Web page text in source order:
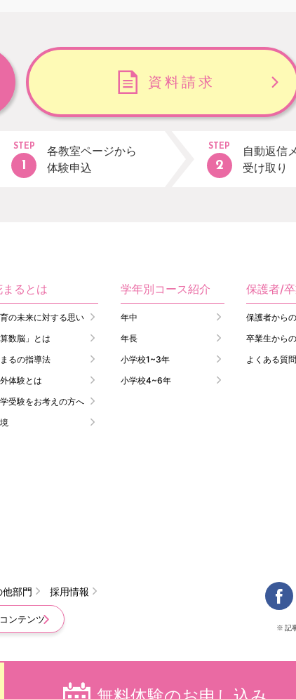
資料請求
STEP
各教室ページから
体験申込
STEP
自動返信
受け取り
まるとは
の未来に対する思い
算数脳」とは
るの指導法
体験とは
受験をお考えの方へ
学年別コース紹介
年中
年長
小学校1~3年
小学校4~6年
保護者/
保護者から
卒業生から
よくある質問
部門 採用情報
ンテンツ

※ 記